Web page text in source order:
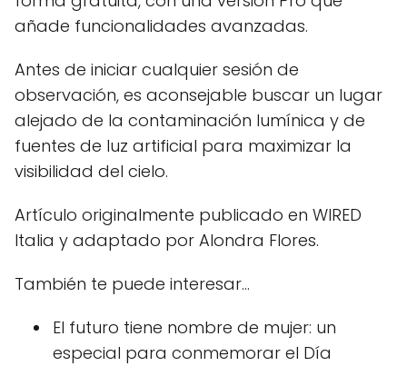
añade funcionalidades avanzadas.
Antes de iniciar cualquier sesión de
observación, es aconsejable buscar un lugar
alejado de la contaminación lumínica y de
fuentes de luz artificial para maximizar la
visibilidad del cielo.
Artículo originalmente publicado en WIRED
Italia y adaptado por Alondra Flores.
También te puede interesar…
El futuro tiene nombre de mujer: un
especial para conmemorar el Día